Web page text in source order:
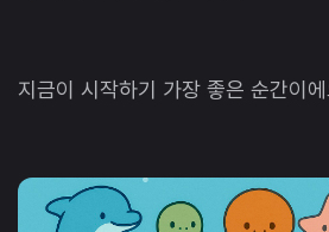
지금이 시작하기 가장 좋은 순간이